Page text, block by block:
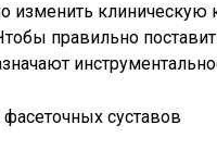
изменить клиническую
правильно